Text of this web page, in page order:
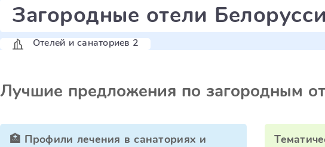
Загородные отели
Отелей и санаториев 2
Лучшие предложения по загородным
🏥 Профили лечения в санаториях и